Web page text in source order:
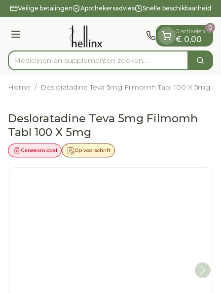
Ga naar de inhoud
1 van 1
Veilige betalingen Apothekersadvies Snelle beschikbaarheid
Menu
Product, merk, categorie...
Medicijnen en supplementen zoeken Zoek
0 artikelen
€ 0,00
0
Home / Desloratadine Teva 5mg Filmomh Tabl 100 X 5mg
Desloratadine Teva 5mg Filmomh
Tabl 100 X 5mg
Op voorschrift
Geneesmiddel